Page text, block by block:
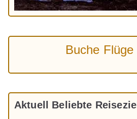
Buche Flüge
Aktuell Beliebte